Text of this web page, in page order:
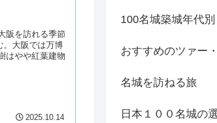
阪を訪れる季節
大阪では万博
はやや紅葉建物
2025.10.14
100名城築城年代別
おすすめのツァー
名城を訪ねる旅
日本１００名城の